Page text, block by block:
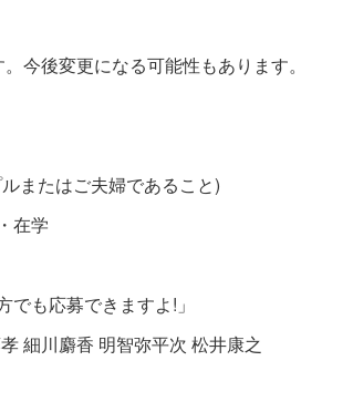
今後変更になる可能性もあります。
またはご夫婦であること)
在学
も応募できますよ!」
細川麝香 明智弥平次 松井康之